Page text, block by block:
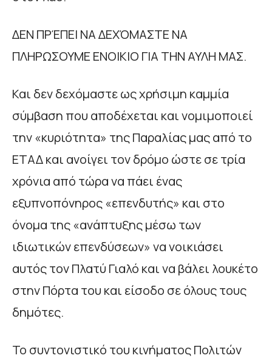
ΔΕΝ ΠΡΈΠΕΙ ΝΑ ΔΕΧΌΜΑΣΤΕ ΝΑ
ΠΛΗΡΩΣΟΥΜΕ ΕΝΟΙΚΙΟ ΓΙΑ ΤΗΝ ΑΥΛΗ ΜΑΣ.
Και δεν δεχόμαστε ως χρήσιμη καμμία
σύμβαση που αποδέχεται και νομιμοποιεί
την «κυριότητα» της Παραλίας μας από το
ΕΤΑΔ και ανοίγει τον δρόμο ώστε σε τρία
χρόνια από τώρα να πάει ένας
εξυπνοπόνηρος «επενδυτής» και στο
όνομα της «ανάπτυξης μέσω των
ιδιωτικών επενδύσεων» να νοικιάσει
αυτός τον Πλατύ Γιαλό και να βάλει λουκέτο
στην Πόρτα του και είσοδο σε όλους τους
δημότες.
Το συντονιστικό του κινήματος Πολιτών